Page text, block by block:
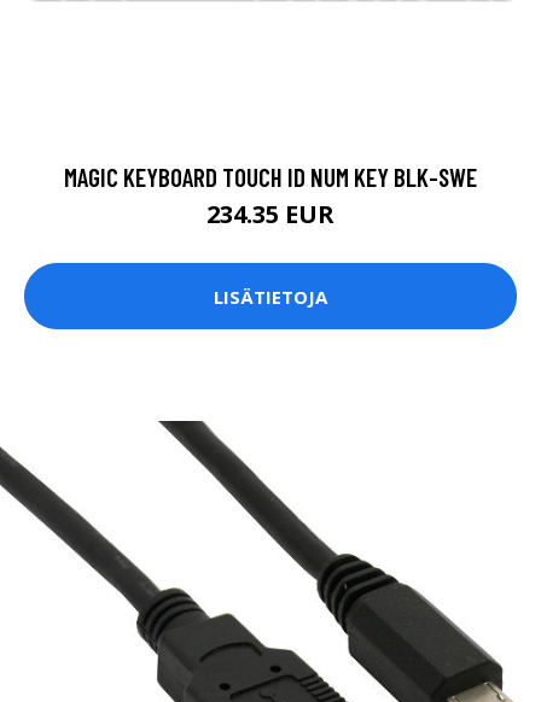
MAGIC KEYBOARD TOUCH ID NUM KEY BLK-SWE
234.35 EUR
LISÄTIETOJA